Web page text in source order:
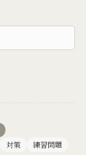
対策 練習問題